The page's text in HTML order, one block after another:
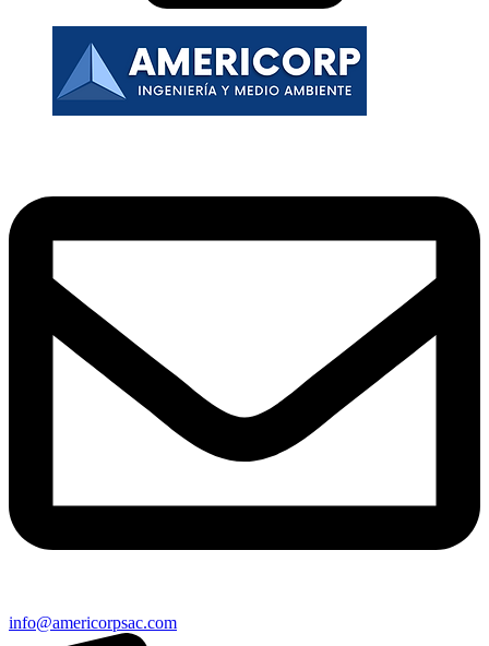
info@americorpsac.com